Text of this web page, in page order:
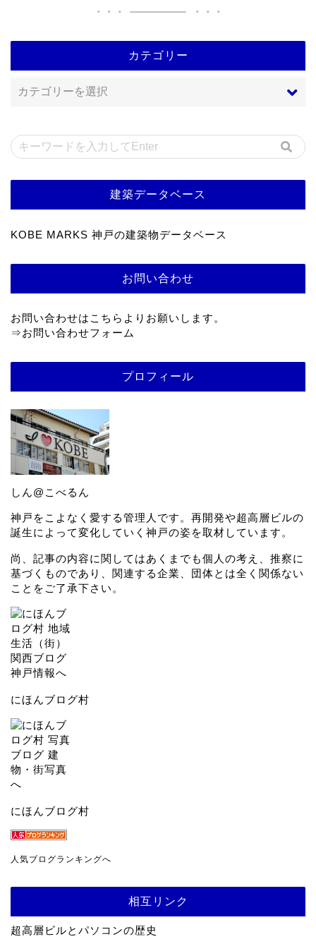
カテゴリー
建築データベース
KOBE MARKS 神戸の建築物データベース
お問い合わせ
お問い合わせはこちらよりお願いします。
⇒お問い合わせフォーム
プロフィール
しん@こべるん
神戸をこよなく愛する管理人です。再開発や超高層ビルの
誕生によって変化していく神戸の姿を取材しています。
尚、記事の内容に関してはあくまでも個人の考え、推察に
基づくものであり、関連する企業、団体とは全く関係ない
ことをご了承下さい。
にほんブログ村
にほんブログ村
人気ブログランキングへ
相互リンク
超高層ビルとパソコンの歴史